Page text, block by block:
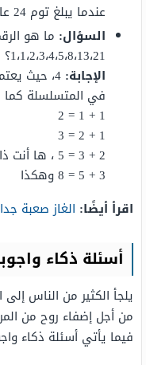
عندما يبلغ توم 24 عامًا ، سيكون عمر أخيه 12 عامًا.
السؤال: ما هو
1،1،2،3،4،5،8،13،21؟
الإجابة: 4، حيث
في المتسلسلة كما
1 + 1 = 2
1 + 2 = 3
2 + 3 = 5 ، ها أنت ذا عند رقم الأربعة الخاطئ،
3 + 5 = 8 وهكذا
اقرأ أيضًا: الغاز صعبة
أسئلة ذكاء
يلجأ الكثير من الناس
من أجل إضفاء روح من
فيما يأتي أسئلة ذكاء